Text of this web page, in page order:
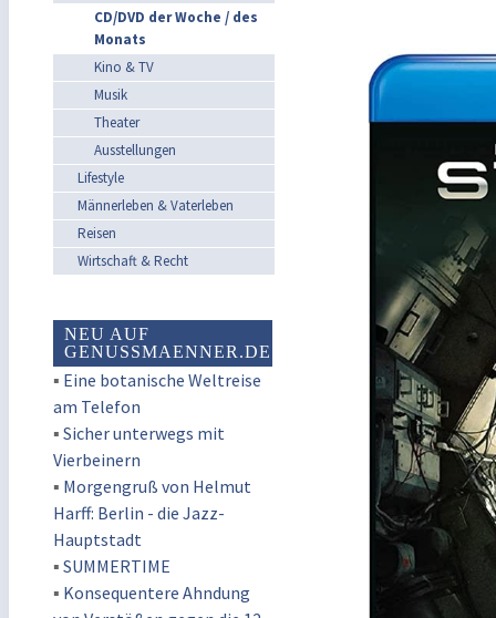
CD/DVD der Woche / des
Monats
Kino & TV
Musik
Theater
Ausstellungen
Lifestyle
Männerleben & Vaterleben
Reisen
Wirtschaft & Recht
NEU AUF
GENUSSMAENNER.DE
▪ Eine botanische Weltreise
am Telefon
▪ Sicher unterwegs mit
Vierbeinern
▪ Morgengruß von Helmut
Harff: Berlin - die Jazz-
Hauptstadt
▪ SUMMERTIME
▪ Konsequentere Ahndung